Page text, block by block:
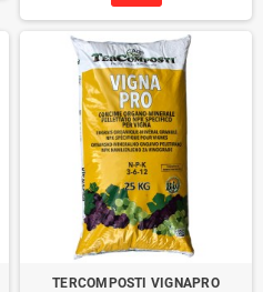
TERCOMPOSTI VIGNAPRO